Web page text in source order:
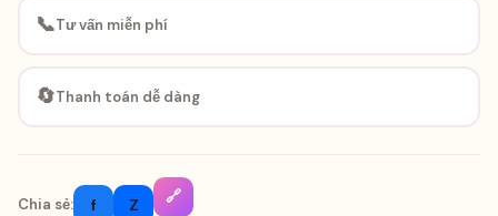
📞Tư vấn miễn phí
🔄Thanh toán dễ dàng
Chia sẻ: f Z 🔗